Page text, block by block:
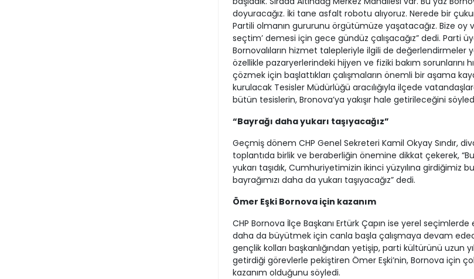
doyuracağız. İki tane asfalt robotu alıyoruz. Nerede bir
Partili olmanın gururunu örgütümüze yaşatacağız. Bize oy
seçtim’ demesi için gece gündüz çalışacağız” dedi. Parti
Bornovalıların hizmet talepleriyle ilgili de değerlendirmeler
özellikle pazaryerlerindeki hijyen ve fiziki bakım sorunlarını
çözmek için başlattıkları çalışmaların önemli bir aşama
kurulacak Tesisler Müdürlüğü aracılığıyla ilçede
bütün tesislerin, Bronova’ya yakışır hale getirileceğini
“Bayrağı daha yukarı taşıyacağız”
Geçmiş dönem CHP Genel Sekreteri Kamil Okyay Sındır,
toplantıda birlik ve beraberliğin önemine dikkat çekerek,
yukarı taşıdık, Cumhuriyetimizin ikinci yüzyılına girdiğimiz
bayrağımızı daha da yukarı taşıyacağız” dedi.
Ömer Eşki Bornova için kazanım
CHP Bornova İlçe Başkanı Ertürk Çapın ise yerel seçimlerde
daha da büyütmek için canla başla çalışmaya devam
gençlik kolları başkanlığından yetişip, parti kültürünü uzun
getirdiği görevlerle pekiştiren Ömer Eşki’nin, Bornova için
kazanım olduğunu söyledi.